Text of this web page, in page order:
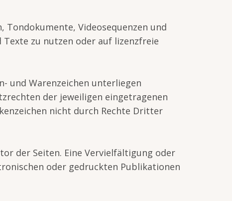
Videosequenzen und
zu nutzen oder auf lizenzfreie
und Warenzeichen unterliegen
der jeweiligen eingetragenen
nicht durch Rechte Dritter
der Seiten. Eine Vervielfältigung oder
oder gedruckten Publikationen